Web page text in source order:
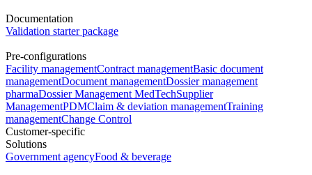
Documentation
Validation starter package
Pre-configurations
Facility managementContract managementBasic document
managementDocument managementDossier management
pharmaDossier Management MedTechSupplier
ManagementPDMClaim & deviation managementTraining
managementChange Control
Customer-specific
Solutions
Government agencyFood & beverage